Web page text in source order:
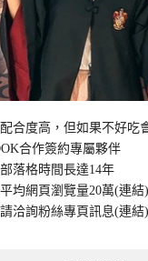
合度高，但如果不好吃
合作簽約專屬夥伴
落格時間長達14年
均網頁瀏覽量20萬(連結)
洽詢粉絲專頁訊息(連結)